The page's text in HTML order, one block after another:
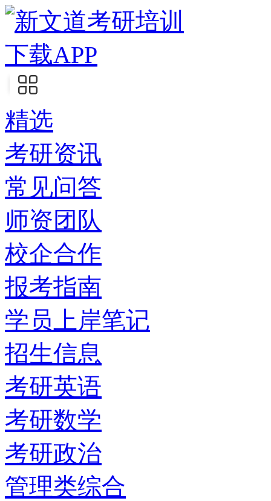
下载APP
精选
考研资讯
常见问答
师资团队
校企合作
报考指南
学员上岸笔记
招生信息
考研英语
考研数学
考研政治
管理类综合